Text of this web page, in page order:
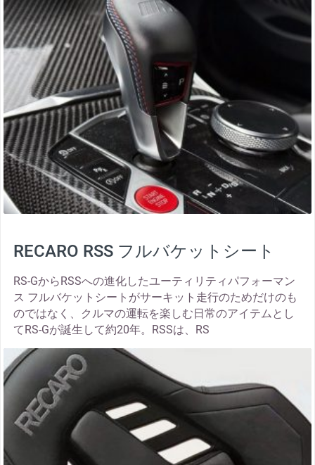
RECARO RSS フルバケットシート
RS-GからRSSへの進化したユーティリティパフォーマン
ス フルバケットシートがサーキット走行のためだけのも
のではなく、クルマの運転を楽しむ日常のアイテムとし
てRS-Gが誕生して約20年。RSSは、RS
thumbnail